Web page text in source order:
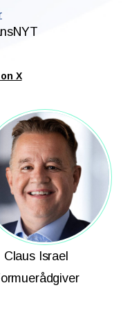
X
Claus Israel